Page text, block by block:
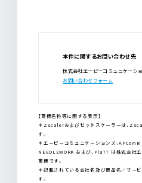
本件に関するお問い合わせ先
株式会社エーピーコミュニケーシ
お問い合わせフォーム
【商標名称等に関する表示】
＊Zscalerおよびゼットスケーラーは、
す。
＊エーピーコミュニケーションズ、
NEEDLEWORK および、PlaTT は株式会社
商標です。
＊記載されている会社名及び商品名／サー
す。